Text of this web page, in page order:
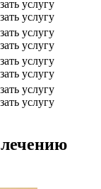
услугу
услугу
услугу
услугу
услугу
услугу
услугу
услугу